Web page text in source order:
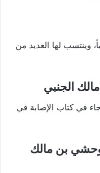
وينتسب لها العديد من
في كتاب الإصابة في
بن مالك